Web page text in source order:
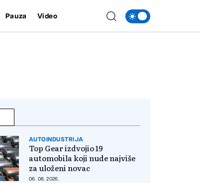
Pauza Video
AUTOINDUSTRIJA
Top Gear izdvojio 19
automobila koji nude najviše
za uloženi novac
06. 08. 2026.